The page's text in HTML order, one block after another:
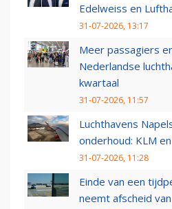
Edelweiss en
31-07-2026, 13:17
Meer passagiers
Nederlandse
kwartaal
31-07-2026, 11:57
Luchthavens
onderhoud: KLM
31-07-2026, 11:28
Einde van een
neemt afscheid